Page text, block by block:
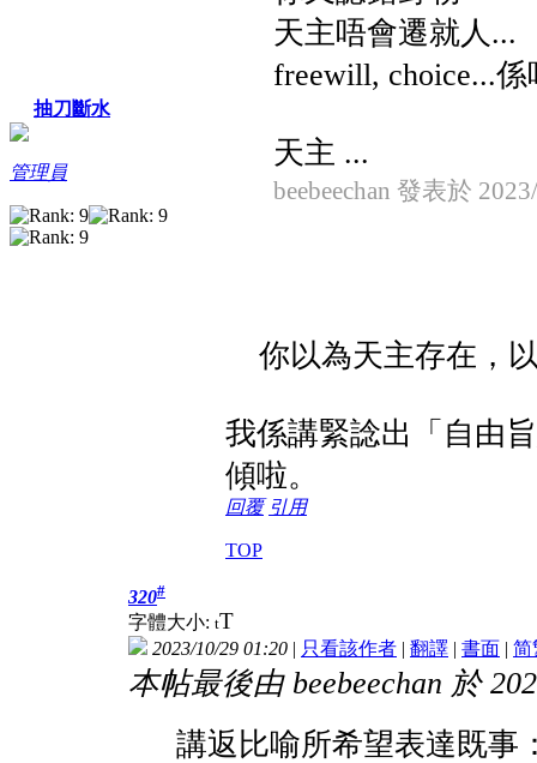
抽刀斷水
管理員
天主唔會遷就人...
freewill, choice...
天主 ...
beebeechan 發表於
你以為天主存在，
我係講緊諗出「自由
傾啦。
回覆 引用
TOP
320#
字體大小: tT
2023/10/29 01:20 | 只看該作者 | 翻譯 | 書面 | 简
本帖最後由 beebeechan 於
講返比喻所希望表達既事